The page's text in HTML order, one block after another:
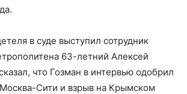
в суде выступил сотрудник
63-летний Алексей
что Гозман в интервью одобрил
Сити и взрыв на Крымском